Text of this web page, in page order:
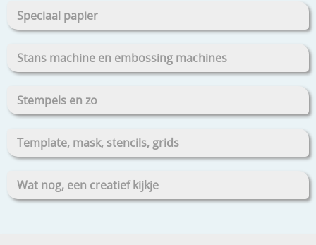
Speciaal papier
Stans machine en embossing machines
Stempels en zo
Template, mask, stencils, grids
Wat nog, een creatief kijkje